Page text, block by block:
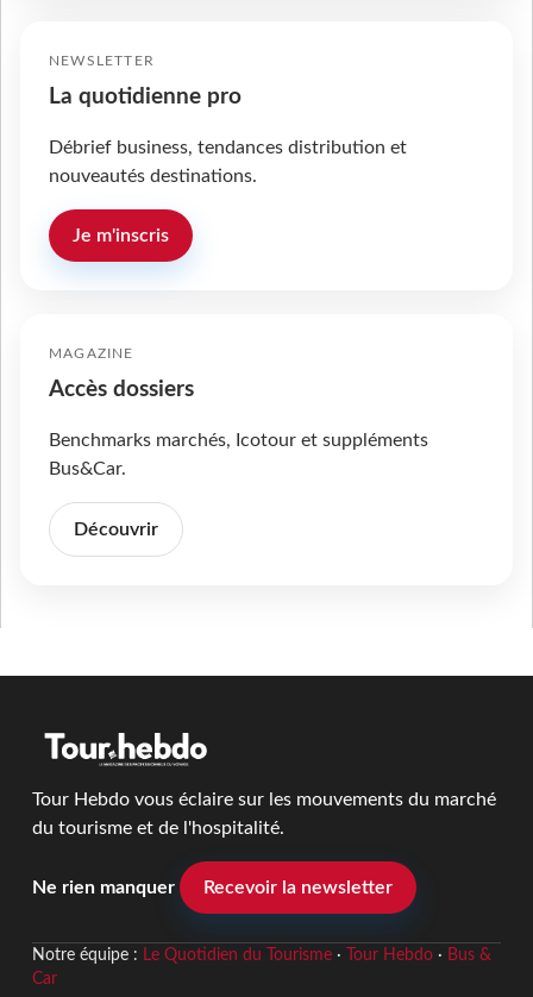
NEWSLETTER
La quotidienne pro
Débrief business, tendances distribution et
nouveautés destinations.
Je m'inscris
MAGAZINE
Accès dossiers
Benchmarks marchés, Icotour et suppléments
Bus&Car.
Découvrir
Tour Hebdo vous éclaire sur les mouvements du marché
du tourisme et de l'hospitalité.
Ne rien manquer Recevoir la newsletter
Notre équipe : Le Quotidien du Tourisme· Tour Hebdo· Bus &
Car